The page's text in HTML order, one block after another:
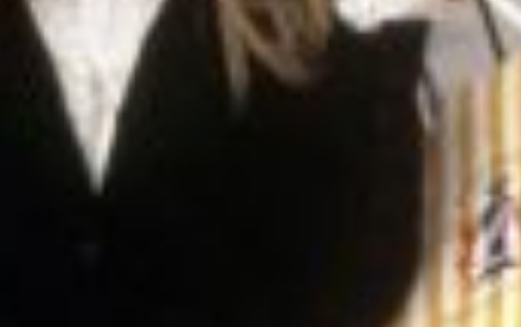
ei
c
h
MODE, BEAUTY, TRAVEL, MENTAL HEALTH & LIFESTYLE